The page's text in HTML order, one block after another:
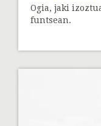
Ogia, jaki
funtsean.